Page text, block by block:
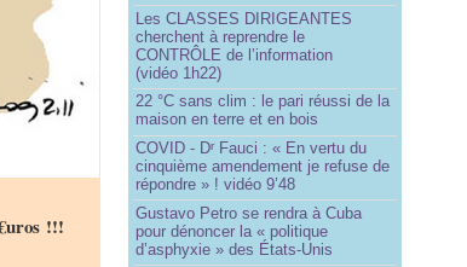
!!!
Les CLASSES DIRIGEANTES
cherchent à reprendre le
CONTRÔLE de l’information
(vidéo 1h22)
22 °C sans clim : le pari réussi de la
maison en terre et en bois
COVID - Dr Fauci : « En vertu du
cinquième amendement je refuse de
répondre » ! vidéo 9’48
Gustavo Petro se rendra à Cuba
pour dénoncer la « politique
d’asphyxie » des États-Unis